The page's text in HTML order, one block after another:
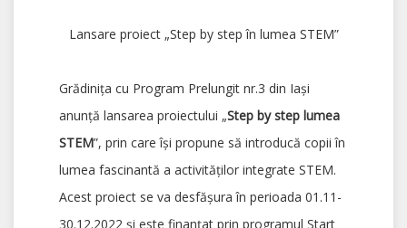
Lansare proiect „Step by step în lumea STEM”
Grădinița cu Program Prelungit nr.3 din Iași
anunță lansarea proiectului „Step by step lumea
STEM”, prin care îşi propune să introducă copii în
lumea fascinantă a activităţilor integrate STEM.
Acest proiect se va desfășura în perioada 01.11-
30.12.2022 şi este finanțat prin programul Start